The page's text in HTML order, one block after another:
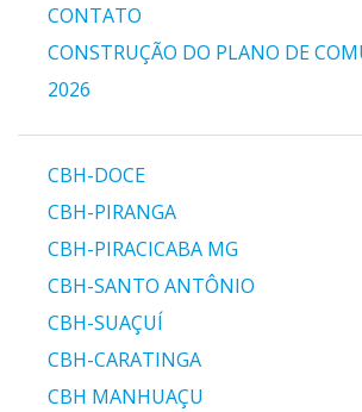
CONTATO
CONSTRUÇÃO DO PLANO DE
2026
CBH-DOCE
CBH-PIRANGA
CBH-PIRACICABA MG
CBH-SANTO ANTÔNIO
CBH-SUAÇUÍ
CBH-CARATINGA
CBH MANHUAÇU